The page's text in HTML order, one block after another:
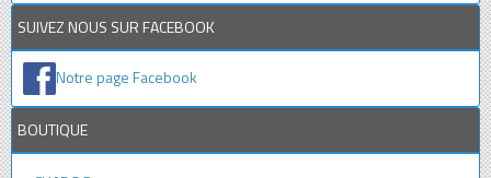
SUIVEZ NOUS SUR FACEBOOK
Notre page Facebook
BOUTIQUE